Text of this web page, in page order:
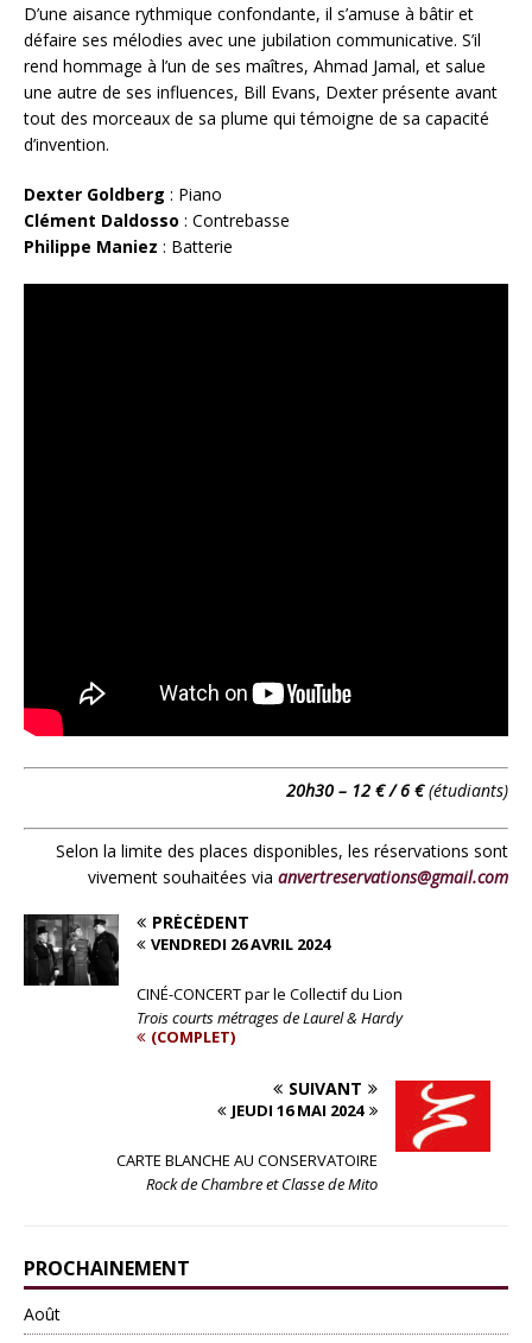
D’une aisance rythmique confondante, il s’amuse à bâtir et
défaire ses mélodies avec une jubilation communicative. S’il
rend hommage à l’un de ses maîtres, Ahmad Jamal, et salue
une autre de ses influences, Bill Evans, Dexter présente avant
tout des morceaux de sa plume qui témoigne de sa capacité
d’invention.
Dexter Goldberg : Piano
Clément Daldosso : Contrebasse
Philippe Maniez : Batterie
20h30 – 12 € /6 €(étudiants)
Selon la limite des places disponibles, les réservations sont
vivement souhaitées via anvertreservations@gmail.com
PRÉCÉDENT
VENDREDI 26 AVRIL 2024
CINÉ-CONCERT par le Collectif du Lion
Trois courts métrages de Laurel & Hardy
(COMPLET)
SUIVANT
JEUDI 16 MAI 2024
CARTE BLANCHE AU CONSERVATOIRE
Rock de Chambre et Classe de Mito
PROCHAINEMENT
Août